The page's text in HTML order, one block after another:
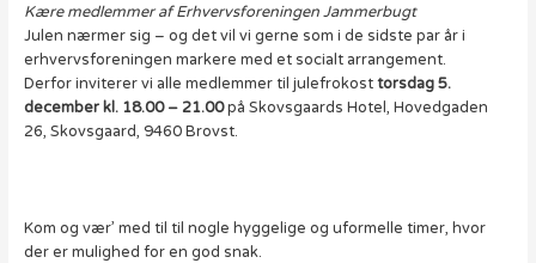
Kære medlemmer af Erhvervsforeningen Jammerbugt
Julen nærmer sig – og det vil vi gerne som i de sidste par år i
erhvervsforeningen markere med et socialt arrangement.
Derfor inviterer vi alle medlemmer til julefrokosttorsdag 5.
december kl. 18.00 – 21.00på Skovsgaards Hotel, Hovedgaden
26, Skovsgaard, 9460 Brovst.
Kom og vær’ med til til nogle hyggelige og uformelle timer, hvor
der er mulighed for en god snak.